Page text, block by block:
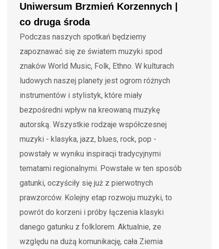
Uniwersum Brzmień Korzennych |
co druga środa
Podczas naszych spotkań będziemy
zapoznawać się ze światem muzyki spod
znaków World Music, Folk, Ethno. W kulturach
ludowych naszej planety jest ogrom różnych
instrumentów i stylistyk, które miały
bezpośredni wpływ na kreowaną muzykę
autorską. Wszystkie rodzaje współczesnej
muzyki - klasyka, jazz, blues, rock, pop -
powstały w wyniku inspiracji tradycyjnymi
tematami regionalnymi. Powstałe w ten sposób
gatunki, oczyściły się już z pierwotnych
prawzorców. Kolejny etap rozwoju muzyki, to
powrót do korzeni i próby łączenia klasyki
danego gatunku z folklorem. Aktualnie, ze
względu na dużą komunikację, cała Ziemia